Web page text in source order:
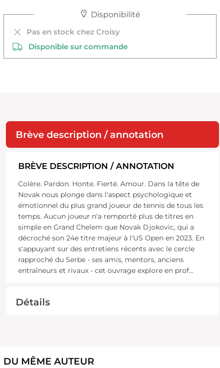
Disponibilité
Pas en stock chez Croisy
Disponible sur commande
Brève description / annotation
BRÈVE DESCRIPTION / ANNOTATION
Colère. Pardon. Honte. Fierté. Amour. Dans la tête de
Novak nous plonge dans l'aspect psychologique et
émotionnel du plus grand joueur de tennis de tous les
temps. Aucun joueur n'a remporté plus de titres en
simple en Grand Chelem que Novak Djokovic, qui a
décroché son 24e titre majeur à l'US Open en 2023. En
s'appuyant sur des entretiens récents avec le cercle
rapproché du Serbe - ses amis, mentors, anciens
entraîneurs et rivaux - cet ouvrage explore en prof...
Détails
DU MÊME AUTEUR